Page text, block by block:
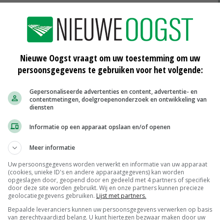
In een partij natuurvlees van runderen die
in het Gelderse Poederoijen zaten te hoge
grond in kaart zijn gebracht. Ook vraagt hij aan
voedselketen terecht is gekomen en of het
vallen. Naast dioxine en pcb’s, zou het vlees
als cadmium, lood, kwik, chroom, PAK, arseen,
Nieuwe Oogst vraagt om uw toestemming om uw
persoonsgegevens te gebruiken voor het volgende:
Gepersonaliseerde advertenties en content, advertentie- en
contentmetingen, doelgroepenonderzoek en ontwikkeling van
diensten
Informatie op een apparaat opslaan en/of openen
Meer informatie
Uw persoonsgegevens worden verwerkt en informatie van uw apparaat
(cookies, unieke ID's en andere apparaatgegevens) kan worden
opgeslagen door, geopend door en gedeeld met 4 partners of specifiek
door deze site worden gebruikt. Wij en onze partners kunnen precieze
geolocatiegegevens gebruiken. Lijst met partners.
Bepaalde leveranciers kunnen uw persoonsgegevens verwerken op basis
van gerechtvaardigd belang. U kunt hiertegen bezwaar maken door uw